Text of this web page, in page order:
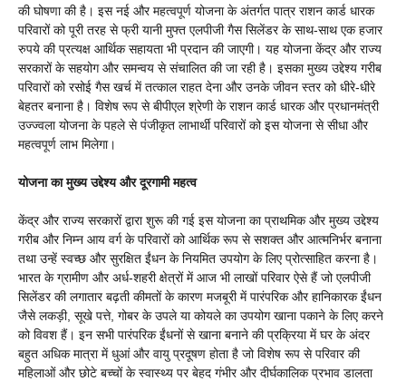
की घोषणा की है। इस नई और महत्वपूर्ण योजना के अंतर्गत पात्र राशन कार्ड धारक
परिवारों को पूरी तरह से फ्री यानी मुफ्त एलपीजी गैस सिलेंडर के साथ-साथ एक हजार
रुपये की प्रत्यक्ष आर्थिक सहायता भी प्रदान की जाएगी। यह योजना केंद्र और राज्य
सरकारों के सहयोग और समन्वय से संचालित की जा रही है। इसका मुख्य उद्देश्य गरीब
परिवारों को रसोई गैस खर्च में तत्काल राहत देना और उनके जीवन स्तर को धीरे-धीरे
बेहतर बनाना है। विशेष रूप से बीपीएल श्रेणी के राशन कार्ड धारक और प्रधानमंत्री
उज्ज्वला योजना के पहले से पंजीकृत लाभार्थी परिवारों को इस योजना से सीधा और
महत्वपूर्ण लाभ मिलेगा।
योजना का मुख्य उद्देश्य और दूरगामी महत्व
केंद्र और राज्य सरकारों द्वारा शुरू की गई इस योजना का प्राथमिक और मुख्य उद्देश्य
गरीब और निम्न आय वर्ग के परिवारों को आर्थिक रूप से सशक्त और आत्मनिर्भर बनाना
तथा उन्हें स्वच्छ और सुरक्षित ईंधन के नियमित उपयोग के लिए प्रोत्साहित करना है।
भारत के ग्रामीण और अर्ध-शहरी क्षेत्रों में आज भी लाखों परिवार ऐसे हैं जो एलपीजी
सिलेंडर की लगातार बढ़ती कीमतों के कारण मजबूरी में पारंपरिक और हानिकारक ईंधन
जैसे लकड़ी, सूखे पत्ते, गोबर के उपले या कोयले का उपयोग खाना पकाने के लिए करने
को विवश हैं। इन सभी पारंपरिक ईंधनों से खाना बनाने की प्रक्रिया में घर के अंदर
बहुत अधिक मात्रा में धुआं और वायु प्रदूषण होता है जो विशेष रूप से परिवार की
महिलाओं और छोटे बच्चों के स्वास्थ्य पर बेहद गंभीर और दीर्घकालिक प्रभाव डालता